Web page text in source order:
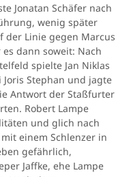
Jonatan Schäfer nach
wenig später
der Linie gegen Marcus
dann soweit: Nach
spielte Jan Niklas
Stephan und jagte
Antwort der Staßfurter
Robert Lampe
und glich nach
einem Schlenzer in
gefährlich,
Jaffke, ehe Lampe